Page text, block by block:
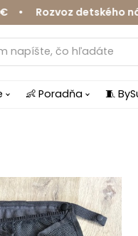
detského
👶 Poradňa 🧵